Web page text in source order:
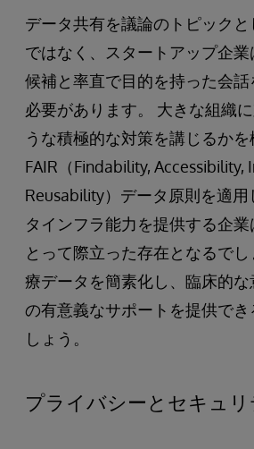
データ共有を議論のトピック
ではなく、スタートアップ企
候補と率直で目的を持った会
必要があります。 大きな組織
うな積極的な対策を講じるかを
FAIR（Findability,
Reusability）データ原則を適用
タインフラ能力を提供する企
とって際立った存在となるで
療データを簡素化し、臨床的
の有意義なサポートを提供で
しょう。
プライバシーとセキュ